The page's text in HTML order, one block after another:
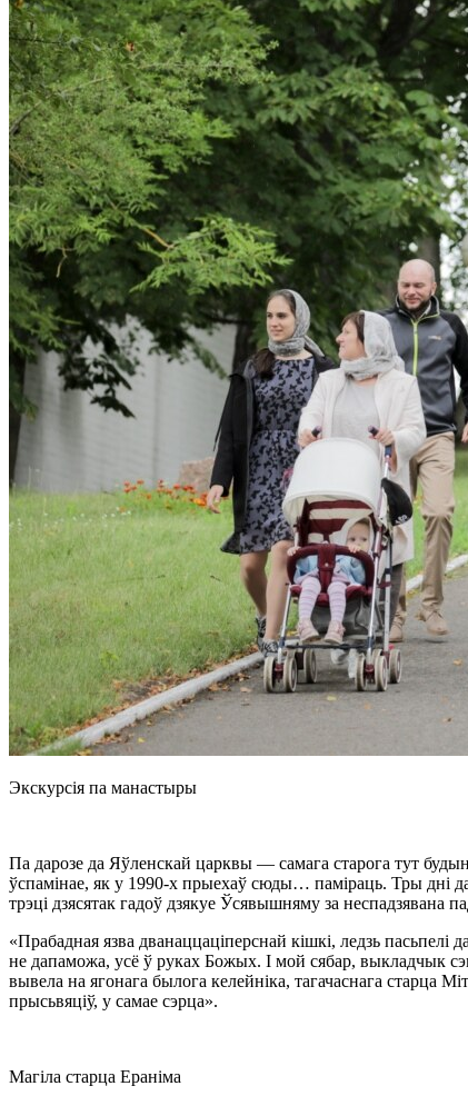
Экскурсія па манастыры
Па дарозе да Яўленскай царквы — самага старога тут
ўспамінае, як у 1990-х прыехаў сюды… паміраць. Тры дні
трэці дзясятак гадоў дзякуе Ўсявышняму за неспадзявана
«Прабадная язва дванаццаціперснай кішкі, ледзь
не дапаможа, усё ў руках Божых. І мой сябар, выкладчык
вывела на ягонага былога келейніка, тагачаснага старца
прысьвяціў, у самае сэрца».
Магіла старца Ераніма